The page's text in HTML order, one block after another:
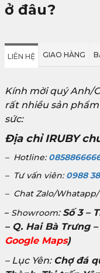
ở đâu?
LIÊN HỆ GIAO HÀNG
Kính mời quý Anh/
rất nhiều sản
sức:
Địa chỉ IRUBY
– Hotline:
– Tư vấn viên: 0988
– Chat Zalo/
– Showroom: Số 3 –
– Q. Hai Bà Trưng
Google Maps)
– Lục Yên: Chợ đá